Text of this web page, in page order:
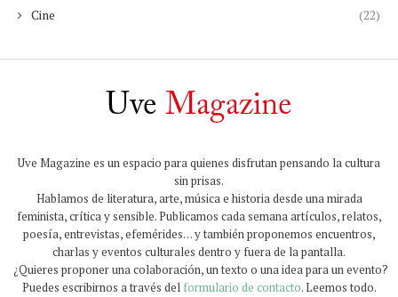
Cine
(22)
Uve Magazine es un espacio para quienes disfrutan pensando la cultura
sin prisas.
Hablamos de literatura, arte, música e historia desde una mirada
feminista, crítica y sensible. Publicamos cada semana artículos, relatos,
poesía, entrevistas, efemérides… y también proponemos encuentros,
charlas y eventos culturales dentro y fuera de la pantalla.
¿Quieres proponer una colaboración, un texto o una idea para un evento?
Puedes escribirnos a través del formulario de contacto. Leemos todo.